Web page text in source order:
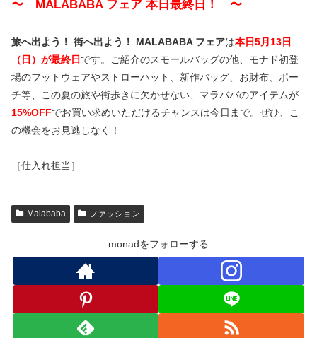
〜 MALABABA フェア 本日最終日！ 〜
旅へ出よう！ 街へ出よう！ MALABABA フェアは本日5月13日
（日） が最終日 です。ご紹介のスモールバッグの他、モナド初登
場のフットウェアやストローハット、新作バッグ、お財布、ポー
チ等、この夏の旅や街歩きに欠かせない、マラババのアイテムが
15%OFFでお買い求めいただけるチャンスは今日まで。ぜひ、こ
の機会をお見逃しなく！
［仕入れ担当］
Malababa ファッション
monadをフォローする